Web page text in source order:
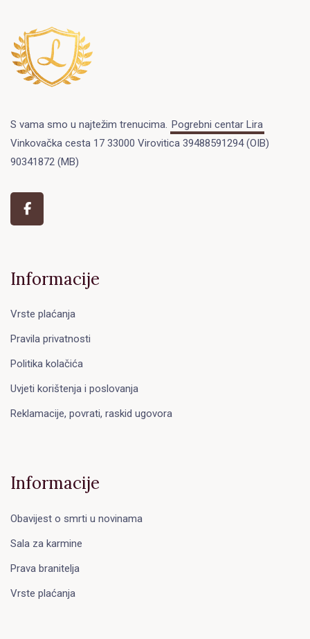
S vama smo u najtežim trenucima. Pogrebni centar Lira
Vinkovačka cesta 17 33000 Virovitica 39488591294 (OIB)
90341872 (MB)
Informacije
Vrste plaćanja
Pravila privatnosti
Politika kolačića
Uvjeti korištenja i poslovanja
Reklamacije, povrati, raskid ugovora
Informacije
Obavijest o smrti u novinama
Sala za karmine
Prava branitelja
Vrste plaćanja